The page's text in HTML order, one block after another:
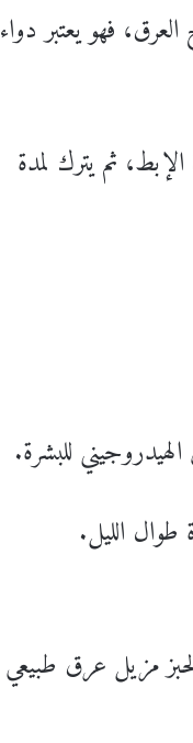
فهو يعتبر دواء
ثم يترك لمدة
للبشرة.
الليل.
مزيل عرق طبيعي